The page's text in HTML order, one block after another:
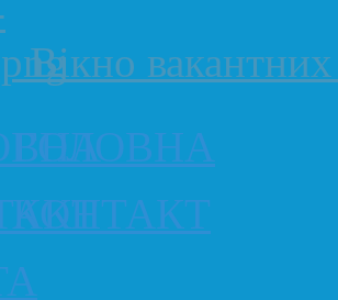
Вікно
ГОЛОВНА
КОНТАКТ